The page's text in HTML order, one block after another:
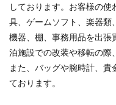
しております。お客様の
具、ゲームソフト、楽器類
機器、棚、事務用品を出張
泊施設での改装や移転の際
また、バッグや腕時計、貴
ております。